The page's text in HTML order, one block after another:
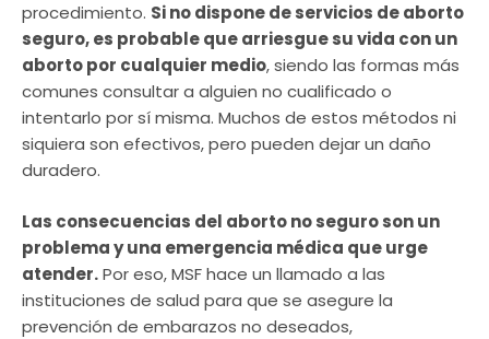
procedimiento. Si no dispone de servicios de aborto
seguro, es probable que arriesgue su vida con un
aborto por cualquier medio, siendo las formas más
comunes consultar a alguien no cualificado o
intentarlo por sí misma. Muchos de estos métodos ni
siquiera son efectivos, pero pueden dejar un daño
duradero.
Las consecuencias del aborto no seguro son un
problema y una emergencia médica que urge
atender.Por eso, MSF hace un llamado a las
instituciones de salud para que se asegure la
prevención de embarazos no deseados,